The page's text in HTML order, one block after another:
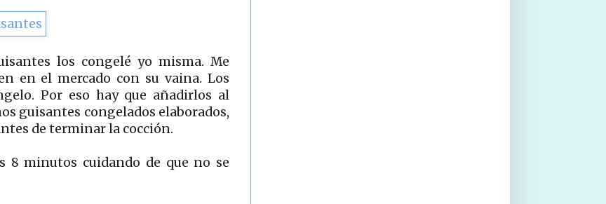
los congelé yo misma. Me
en el mercado con su vaina. Los
Por eso hay que añadirlos al
guisantes congelados elaborados,
de terminar la cocción.
8 minutos cuidando de que no se